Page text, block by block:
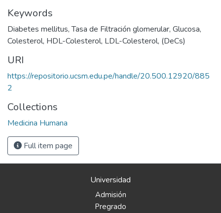
Keywords
Diabetes mellitus,Tasa de Filtración glomerular, Glucosa,
Colesterol, HDL-Colesterol, LDL-Colesterol, (DeCs)
URI
https://repositorio.ucsm.edu.pe/handle/20.500.12920/885
2
Collections
Medicina Humana
Full item page
Universidad
Admisión
Pregrado